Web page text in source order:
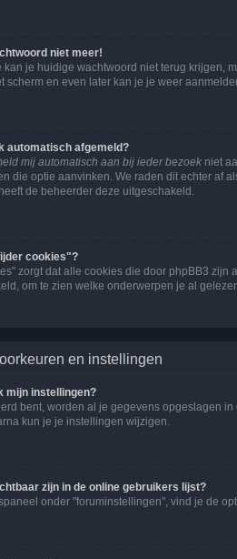
niet meer!
kan je huidige wachtwoord niet terug krijgen,
scherm en even later kan je je weer
automatisch afgemeld?
mij automatisch aan bij ieder bezoek niet
die optie aanvinken. We raden dit echter af
de beheerder deze uitgeschakeld.
cookies"?
zorgt dat alle cookies die door phpBB3
om te zien welke onderwerpen je al
en instellingen
mijn instellingen?
bent, worden al je gegevens opgeslagen
kun je je instellingen wijzigen.
zijn in de online gebruikers lijst?
onder "foruminstellingen", vind je de